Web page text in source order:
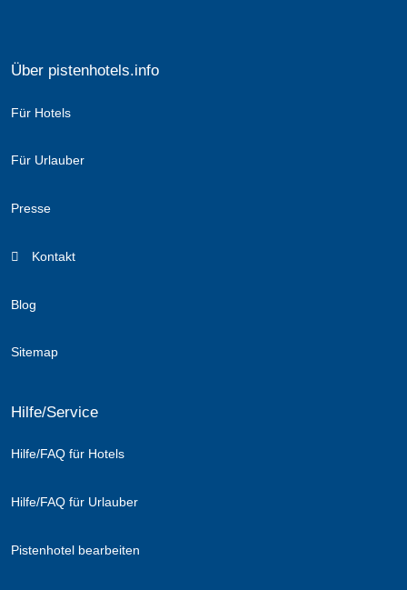
Über pistenhotels.info
Für Hotels
Für Urlauber
Presse
Kontakt
Blog
Sitemap
Hilfe/Service
Hilfe/FAQ für Hotels
Hilfe/FAQ für Urlauber
Pistenhotel bearbeiten